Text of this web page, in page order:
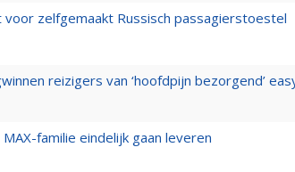
zelfgemaakt Russisch passagierstoestel
reizigers van ‘hoofdpijn bezorgend’
familie eindelijk gaan leveren